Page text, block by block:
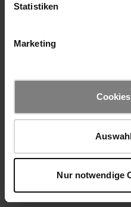
Statistiken
Marketing
Nur notwendige